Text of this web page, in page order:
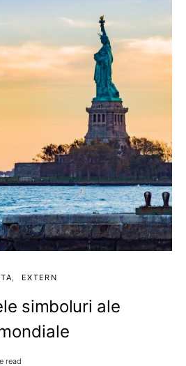
EXTERN
simboluri ale
read